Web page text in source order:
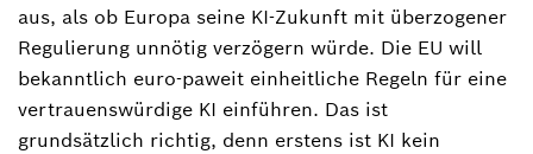
aus, als ob Europa seine KI-Zukunft mit überzogener
Regulierung unnötig verzögern würde. Die EU will
bekanntlich euro-paweit einheitliche Regeln für eine
vertrauenswürdige KI einführen. Das ist
grundsätzlich richtig, denn erstens ist KI kein